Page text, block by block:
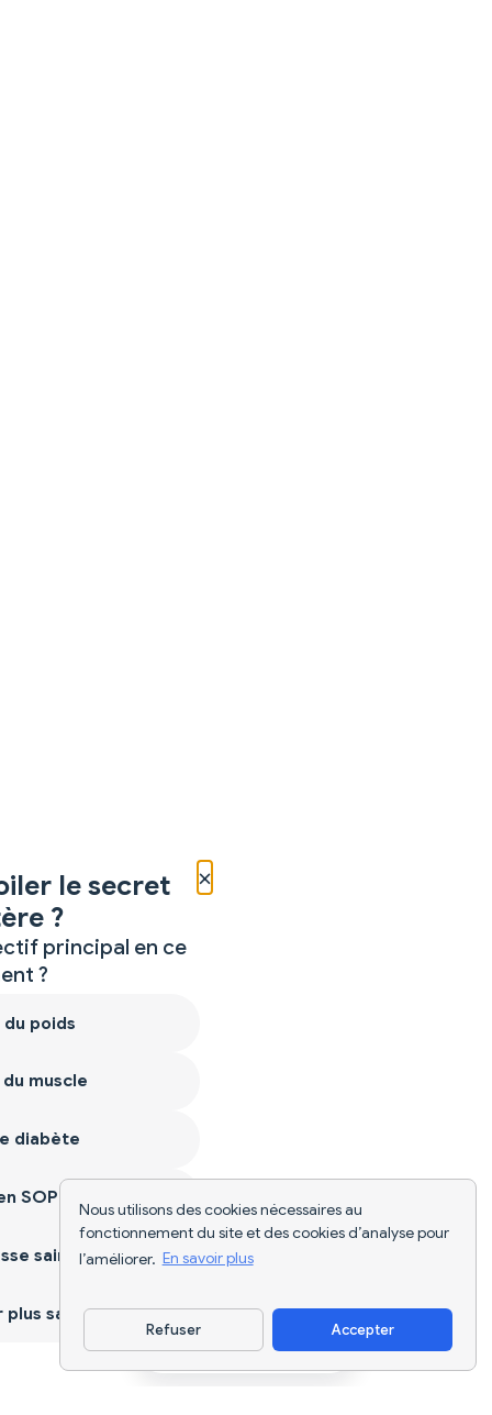
Nous utilisons des cookies nécessaires au
fonctionnement du site et des cookies d’analyse pour
l’améliorer. En savoir plus
Refuser Accepter
Télécharger l'appli
×
le secret
?
principal en ce
?
poids
muscle
diabète
SOPK
saine
sain